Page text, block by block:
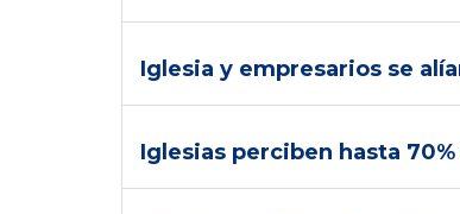
Iglesia y empresarios se
Iglesias perciben hasta